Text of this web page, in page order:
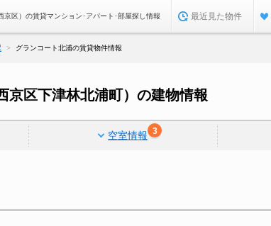
京区）の賃貸マンション･アパート･部屋探し情報 最近見た物件
グランコート北浦の賃貸物件情報
京区下津林北浦町）の建物情報
空室情報 3